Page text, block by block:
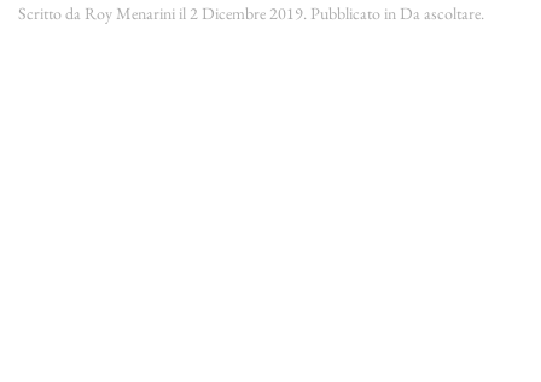
Scritto da Roy Menarini il2 Dicembre 2019. Pubblicato in Da ascoltare.